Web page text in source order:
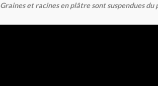
Graines et racines en plâtre sont suspendues du